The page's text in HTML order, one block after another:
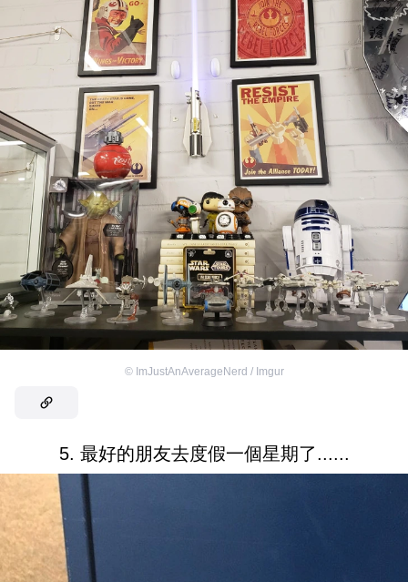
© ImJustAnAverageNerd / Imgur
5. 最好的朋友去度假一個星期了......